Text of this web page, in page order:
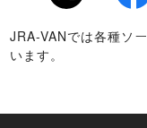
Twitter
JRA-VANでは各種ソ
います。